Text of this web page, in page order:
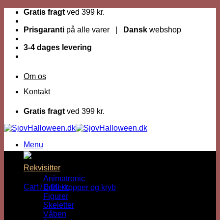
Fortsæt
indhold
Gratis fragt ved 399 kr.
Prisgaranti på alle varer | Dansk webshop
3-4 dages levering
Om os
Kontakt
Gratis fragt ved 399 kr.
Menu
Dage til Halloween :
Cart /0,00kr.
Rekvisitter
Animatronic
Edderkopper og kryb
Figurer
Skeletter
Våben